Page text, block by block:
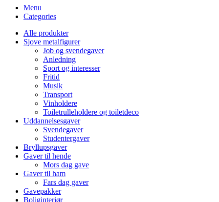
Menu
Categories
Alle produkter
Sjove metalfigurer
Job og svendegaver
Anledning
Sport og interesser
Fritid
Musik
Transport
Vinholdere
Toiletrulleholdere og toiletdeco
Uddannelsesgaver
Svendegaver
Studentergaver
Bryllupsgaver
Gaver til hende
Mors dag gave
Gaver til ham
Fars dag gaver
Gavepakker
Boliginteriør